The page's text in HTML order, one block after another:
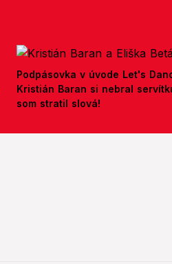
Podpásovka v úvode Let's
Kristián Baran si nebral
som stratil slová!